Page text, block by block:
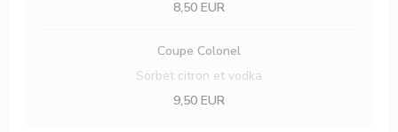
8,50 EUR
Coupe Colonel
Sorbet citron et vodka
9,50 EUR